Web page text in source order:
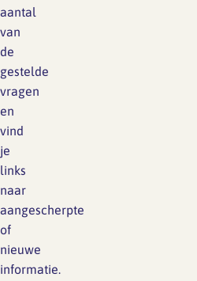
aantal
van
de
gestelde
vragen
en
vind
je
links
naar
aangescherpte
of
nieuwe
informatie.